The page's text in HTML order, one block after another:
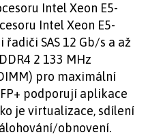
Intel Xeon E5-
Intel Xeon E5-
SAS 12 Gb/s a až
2 133 MHz
pro maximální
podporují aplikace
je virtualizace, sdílení
obnovení.